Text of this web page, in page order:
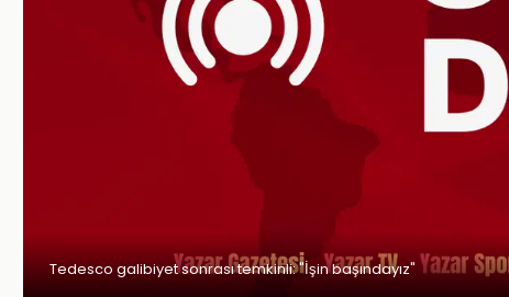
Tedesco galibiyet sonrası temkinli: "İşin başındayız"